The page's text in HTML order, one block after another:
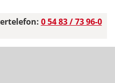
0 54 83 / 73 96-0